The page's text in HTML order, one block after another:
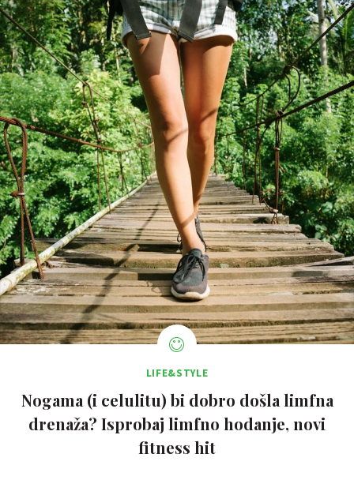
LIFE&STYLE
Nogama (i celulitu) bi dobro došla limfna
drenaža? Isprobaj limfno hodanje, novi
fitness hit